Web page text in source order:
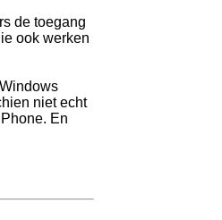
de toegang
ook werken
niet echt
En